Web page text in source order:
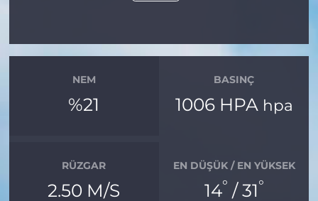
NEM
%21
BASINÇ
1006 HPA hpa
RÜZGAR
2.50 M/S
EN DÜŞÜK / EN YÜKSEK
14° / 31°